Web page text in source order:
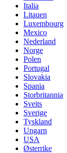
Italia
Litauen
Luxembourg
Mexico
Nederland
Norge
Polen
Portugal
Slovakia
Spania
Storbritannia
Sveits
Sverige
Tyskland
Ungarn
USA
Østerrike